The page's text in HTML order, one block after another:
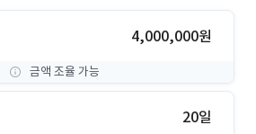
4,000,000원
금액 조율 가능
20일